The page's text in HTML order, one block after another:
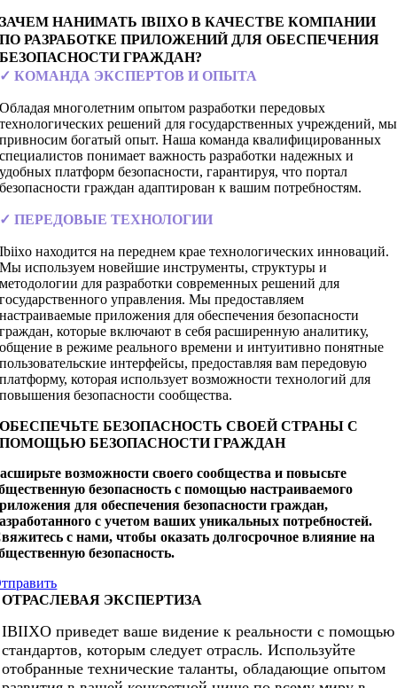
ЗАЧЕМ НАНИМАТЬ IBIIXO В КАЧЕСТВЕ КОМПАНИИ
ПО РАЗРАБОТКЕ ПРИЛОЖЕНИЙ ДЛЯ ОБЕСПЕЧЕНИЯ
БЕЗОПАСНОСТИ ГРАЖДАН?
✓ КОМАНДА ЭКСПЕРТОВ И ОПЫТА
Обладая многолетним опытом разработки передовых
технологических решений для государственных учреждений, мы
привносим богатый опыт. Наша команда квалифицированных
специалистов понимает важность разработки надежных и
удобных платформ безопасности, гарантируя, что портал
безопасности граждан адаптирован к вашим потребностям.
✓ ПЕРЕДОВЫЕ ТЕХНОЛОГИИ
Ibiixo находится на переднем крае технологических инноваций.
Мы используем новейшие инструменты, структуры и
методологии для разработки современных решений для
государственного управления. Мы предоставляем
настраиваемые приложения для обеспечения безопасности
граждан, которые включают в себя расширенную аналитику,
общение в режиме реального времени и интуитивно понятные
пользовательские интерфейсы, предоставляя вам передовую
платформу, которая использует возможности технологий для
повышения безопасности сообщества.
ОБЕСПЕЧЬТЕ БЕЗОПАСНОСТЬ СВОЕЙ СТРАНЫ С
ПОМОЩЬЮ БЕЗОПАСНОСТИ ГРАЖДАН
возможности своего сообщества и повысьте
безопасность с помощью настраиваемого
для обеспечения безопасности граждан,
с учетом ваших уникальных потребностей.
с нами, чтобы оказать долгосрочное влияние на
безопасность.
ОТРАСЛЕВАЯ ЭКСПЕРТИЗА
IBIIXO приведет ваше видение к реальности с помощью
стандартов, которым следует отрасль. Используйте
отобранные технические таланты, обладающие опытом